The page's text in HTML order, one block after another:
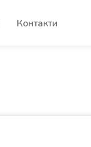
Контакти